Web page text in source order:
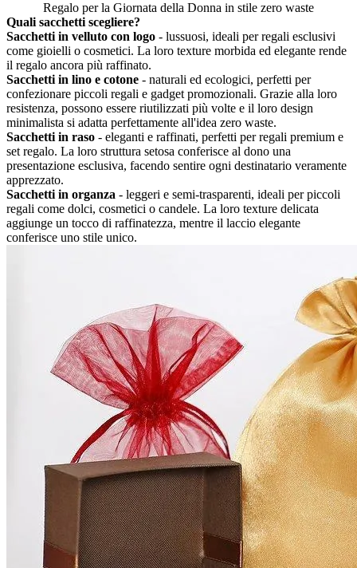
Regalo per la Giornata della Donna in stile zero waste
Quali sacchetti scegliere?
Sacchetti in velluto con logo - lussuosi, ideali per regali esclusivi
come gioielli o cosmetici. La loro texture morbida ed elegante rende
il regalo ancora più raffinato.
Sacchetti in lino e cotone - naturali ed ecologici, perfetti per
confezionare piccoli regali e gadget promozionali. Grazie alla loro
resistenza, possono essere riutilizzati più volte e il loro design
minimalista si adatta perfettamente all'idea zero waste.
Sacchetti in raso - eleganti e raffinati, perfetti per regali premium e
set regalo. La loro struttura setosa conferisce al dono una
presentazione esclusiva, facendo sentire ogni destinatario veramente
apprezzato.
Sacchetti in organza - leggeri e semi-trasparenti, ideali per piccoli
regali come dolci, cosmetici o candele. La loro texture delicata
aggiunge un tocco di raffinatezza, mentre il laccio elegante
conferisce uno stile unico.